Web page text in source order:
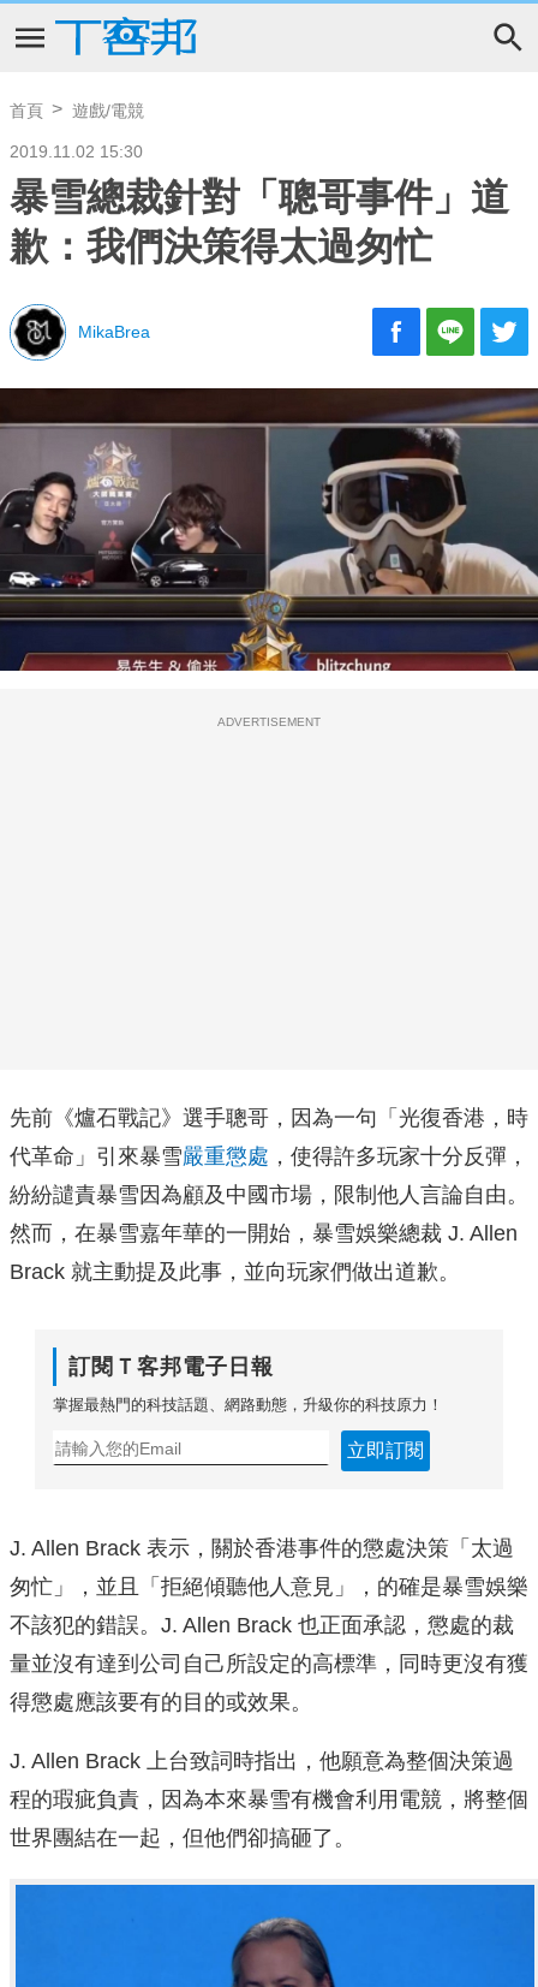
首頁 遊戲/電競
2019.11.02 15:30
暴雪總裁針對「聰哥事件」道
歉：我們決策得太過匆忙
MikaBrea
ADVERTISEMENT
先前《爐石戰記》選手聰哥，因為一句「光復香港，時
代革命」引來暴雪嚴重懲處 ，使得許多玩家十分反彈，
紛紛譴責暴雪因為顧及中國市場，限制他人言論自由。
然而，在暴雪嘉年華的一開始，暴雪娛樂總裁 J. Allen
Brack 就主動提及此事，並向玩家們做出道歉。
訂閱Ｔ客邦電子日報
掌握最熱門的科技話題、網路動態，升級你的科技原力！
立即訂閱
J. Allen Brack 表示，關於香港事件的懲處決策「太過
匆忙」，並且「拒絕傾聽他人意見」，的確是暴雪娛樂
不該犯的錯誤。J. Allen Brack 也正面承認，懲處的裁
量並沒有達到公司自己所設定的高標準，同時更沒有獲
得懲處應該要有的目的或效果。
J. Allen Brack 上台致詞時指出，他願意為整個決策過
程的瑕疵負責，因為本來暴雪有機會利用電競，將整個
世界團結在一起，但他們卻搞砸了。